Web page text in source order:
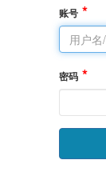
账号
密码